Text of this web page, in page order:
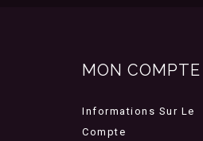
MON COMPTE
Informations Sur Le
Compte